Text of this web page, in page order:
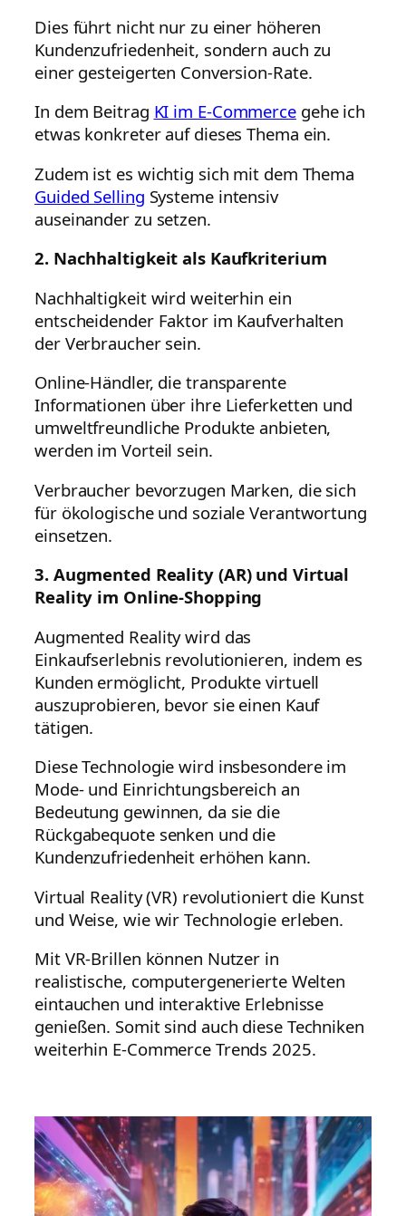
Dies führt nicht nur zu einer höheren
Kundenzufriedenheit, sondern auch zu
einer gesteigerten Conversion-Rate.
In dem Beitrag KI im E-Commercegehe ich
etwas konkreter auf dieses Thema ein.
Zudem ist es wichtig sich mit dem Thema
Guided Selling Systeme intensiv
auseinander zu setzen.
2. Nachhaltigkeit als Kaufkriterium
Nachhaltigkeit wird weiterhin ein
entscheidender Faktor im Kaufverhalten
der Verbraucher sein.
Online-Händler, die transparente
Informationen über ihre Lieferketten und
umweltfreundliche Produkte anbieten,
werden im Vorteil sein.
Verbraucher bevorzugen Marken, die sich
für ökologische und soziale Verantwortung
einsetzen.
3. Augmented Reality (AR) und Virtual
Reality im Online-Shopping
Augmented Reality wird das
Einkaufserlebnis revolutionieren, indem es
Kunden ermöglicht, Produkte virtuell
auszuprobieren, bevor sie einen Kauf
tätigen.
Diese Technologie wird insbesondere im
Mode- und Einrichtungsbereich an
Bedeutung gewinnen, da sie die
Rückgabequote senken und die
Kundenzufriedenheit erhöhen kann.
Virtual Reality (VR) revolutioniert die Kunst
und Weise, wie wir Technologie erleben.
Mit VR-Brillen können Nutzer in
realistische, computergenerierte Welten
eintauchen und interaktive Erlebnisse
genießen. Somit sind auch diese Techniken
weiterhin E-Commerce Trends 2025.